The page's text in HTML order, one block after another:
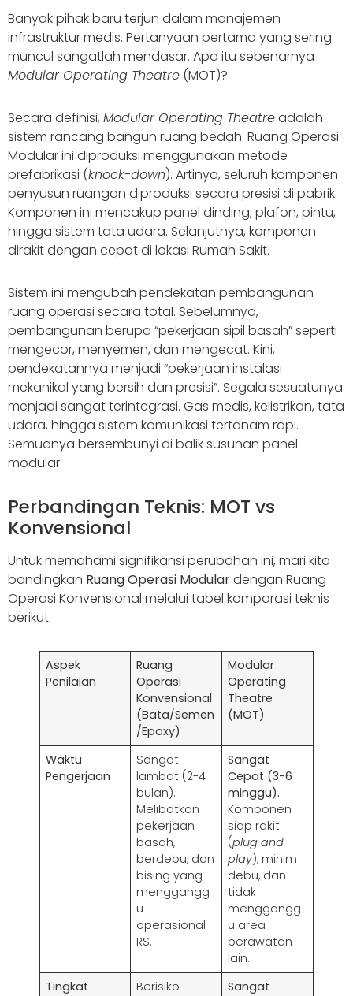
Banyak pihak baru terjun dalam manajemen
infrastruktur medis. Pertanyaan pertama yang sering
muncul sangatlah mendasar. Apa itu sebenarnya
Modular Operating Theatre (MOT)?
Secara definisi, Modular Operating Theatreadalah
sistem rancang bangun ruang bedah. Ruang Operasi
Modular ini diproduksi menggunakan metode
prefabrikasi (knock-down). Artinya, seluruh komponen
penyusun ruangan diproduksi secara presisi di pabrik.
Komponen ini mencakup panel dinding, plafon, pintu,
hingga sistem tata udara. Selanjutnya, komponen
dirakit dengan cepat di lokasi Rumah Sakit.
Sistem ini mengubah pendekatan pembangunan
ruang operasi secara total. Sebelumnya,
pembangunan berupa “pekerjaan sipil basah” seperti
mengecor, menyemen, dan mengecat. Kini,
pendekatannya menjadi “pekerjaan instalasi
mekanikal yang bersih dan presisi”. Segala sesuatunya
menjadi sangat terintegrasi. Gas medis, kelistrikan, tata
udara, hingga sistem komunikasi tertanam rapi.
Semuanya bersembunyi di balik susunan panel
modular.
Perbandingan Teknis: MOT vs
Konvensional
Untuk memahami signifikansi perubahan ini, mari kita
bandingkan Ruang Operasi Modulardengan Ruang
Operasi Konvensional melalui tabel komparasi teknis
berikut:
Aspek
Penilaian
Ruang
Operasi
Konvensional
(Bata/Semen
/Epoxy)
Modular
Operating
Theatre
(MOT)
Waktu
Pengerjaan
Sangat
lambat (2-4
bulan).
Melibatkan
pekerjaan
basah,
berdebu, dan
bising yang
menggangg
u
operasional
RS.
Sangat
Cepat (3-6
minggu).
Komponen
siap rakit
(plug and
play), minim
debu, dan
tidak
menggangg
u area
perawatan
lain.
Tingkat
Berisiko
Sangat